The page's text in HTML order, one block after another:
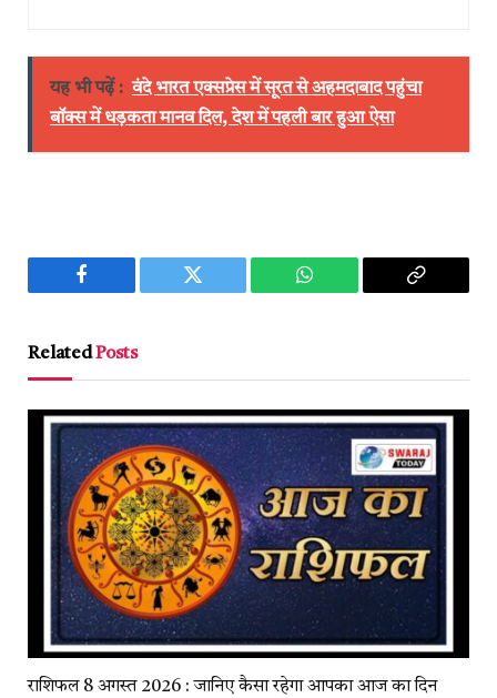
यह भी पढ़ें : वंदे भारत एक्सप्रेस में सूरत से अहमदाबाद पहुंचा
बॉक्स में धड़कता मानव दिल, देश में पहली बार हुआ ऐसा
Facebook Twitter WhatsApp
Copy
RelatedPosts
राशिफल 8 अगस्त 2026 : जानिए कैसा रहेगा आपका आज का दिन